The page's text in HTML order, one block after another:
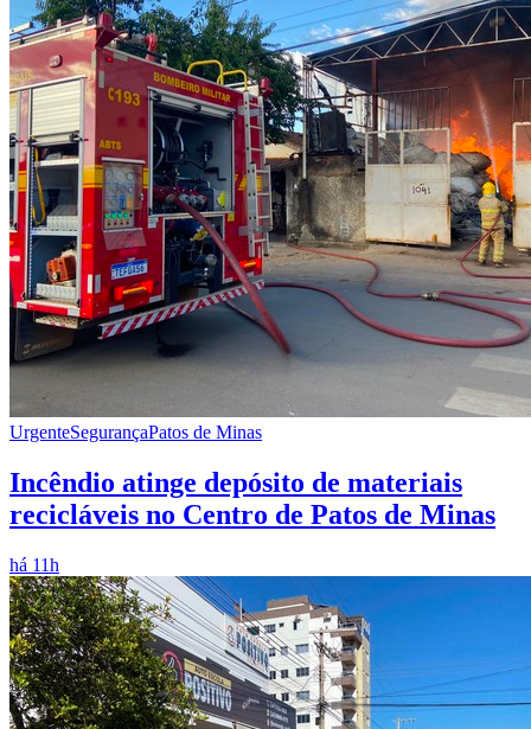
UrgenteSegurançaPatos de Minas
Incêndio atinge depósito de materiais
recicláveis no Centro de Patos de Minas
há 11h